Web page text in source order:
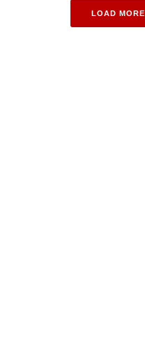
LOAD MORE